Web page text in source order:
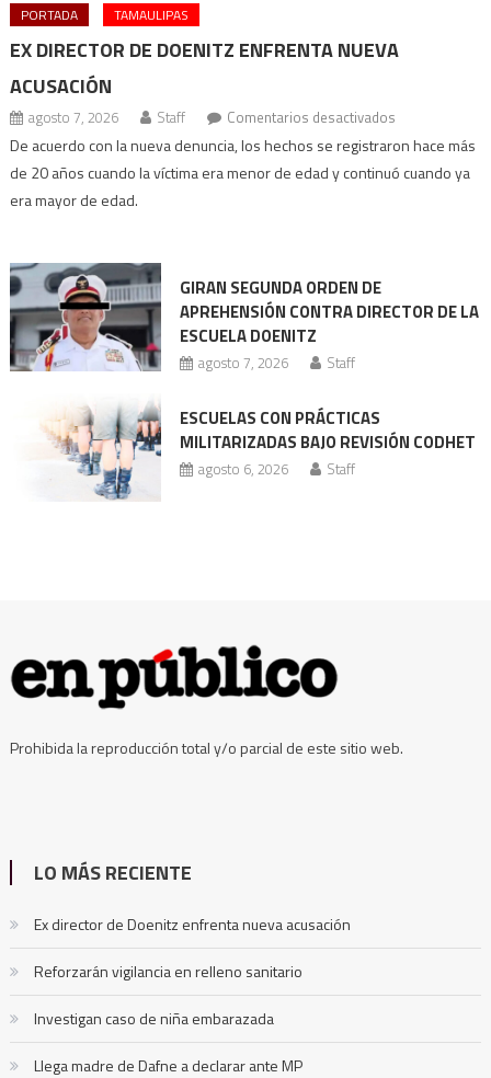
PORTADA TAMAULIPAS
EX DIRECTOR DE DOENITZ ENFRENTA NUEVA
ACUSACIÓN
agosto 7, 2026 Staff Comentarios desactivadosen
Ex
director
De acuerdo con la nueva denuncia, los hechos se registraron hace más
de 20 años cuando la víctima era menor de edad y continuó cuando ya
era mayor de edad.
GIRAN SEGUNDA ORDEN DE
APREHENSIÓN CONTRA DIRECTOR DE LA
ESCUELA DOENITZ
agosto 7, 2026 Staff
ESCUELAS CON PRÁCTICAS
MILITARIZADAS BAJO REVISIÓN CODHET
agosto 6, 2026 Staff
Prohibida la reproducción total y/o parcial de este sitio web.
LO MÁS RECIENTE
Ex director de Doenitz enfrenta nueva acusación
Reforzarán vigilancia en relleno sanitario
Investigan caso de niña embarazada
Llega madre de Dafne a declarar ante MP